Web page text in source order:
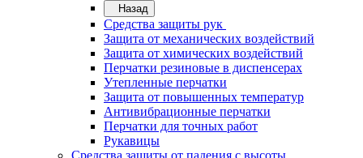
Назад
Средства защиты рук
Защита от механических воздействий
Защита от химических воздействий
Перчатки резиновые в диспенсерах
Утепленные перчатки
Защита от повышенных температур
Антивибрационные перчатки
Перчатки для точных работ
Рукавицы
Средства защиты от падения с высоты